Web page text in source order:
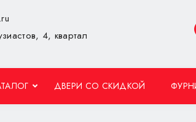
4, квартал
ДВЕРИ СО СКИДКОЙ